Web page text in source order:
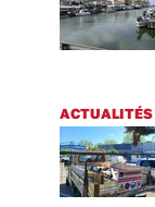
ACTUALITÉS